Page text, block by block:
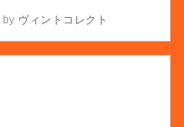
by ヴィントコレクト